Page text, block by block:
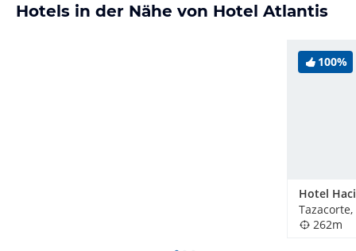
Hotels in der Nähe von Hotel Atlantis
100%
262m